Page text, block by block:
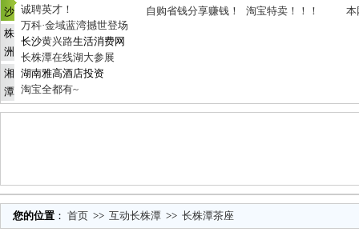
沙
株
洲
湘
潭
诚聘英才！
万科·金域蓝湾撼世登场
长沙黄兴路生活消费网
长株潭在线湖大参展
湖南雅高酒店投资
淘宝全都有~
自购省钱分享赚钱！
淘宝特卖！！！ 本
您的位置 ： 首页 >> 互动长株潭 >> 长株潭茶座